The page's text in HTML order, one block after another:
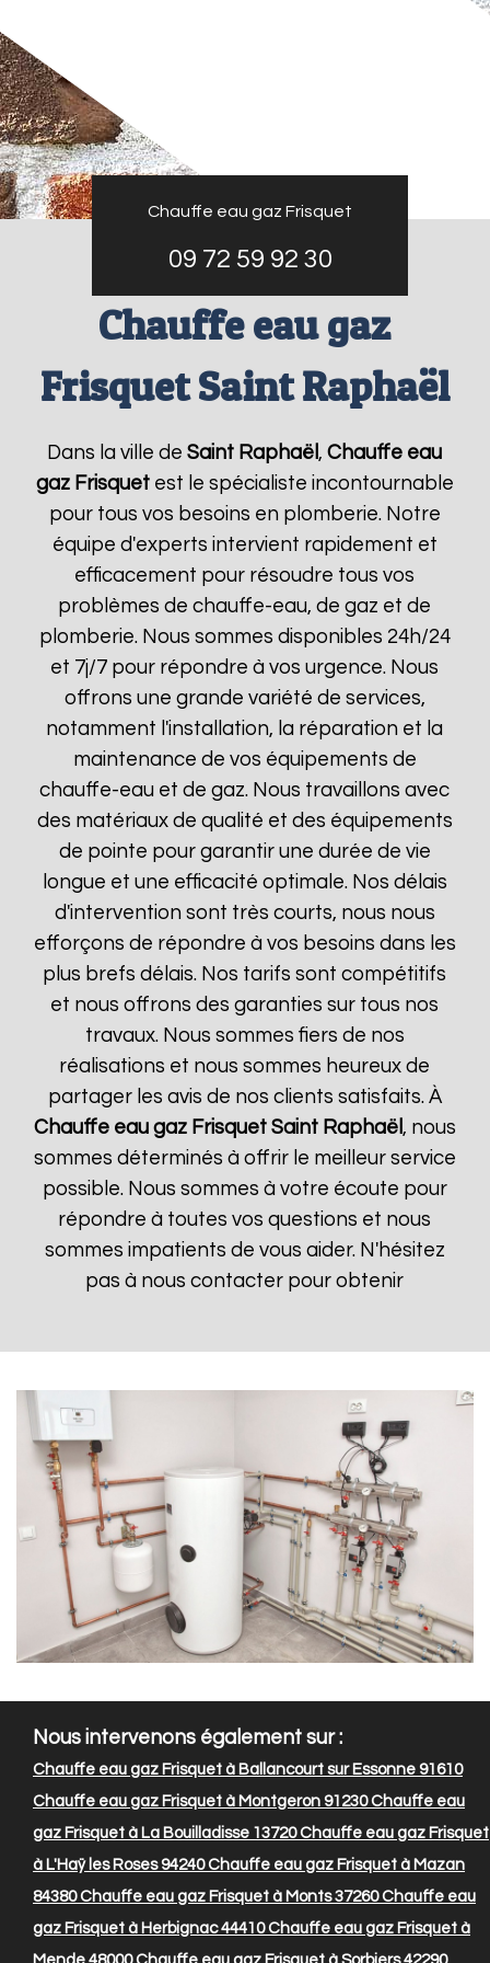
Chauffe eau gaz Frisquet
09 72 59 92 30
Chauffe eau gaz
Frisquet Saint Raphaël
Dans la ville deSaint Raphaël,Chauffe eau
gaz Frisquetest le spécialiste incontournable
pour tous vos besoins en plomberie. Notre
équipe d'experts intervient rapidement et
efficacement pour résoudre tous vos
problèmes de chauffe-eau, de gaz et de
plomberie. Nous sommes disponibles 24h/24
et 7j/7 pour répondre à vos urgence. Nous
offrons une grande variété de services,
notamment l'installation, la réparation et la
maintenance de vos équipements de
chauffe-eau et de gaz. Nous travaillons avec
des matériaux de qualité et des équipements
de pointe pour garantir une durée de vie
longue et une efficacité optimale. Nos délais
d'intervention sont très courts, nous nous
efforçons de répondre à vos besoins dans les
plus brefs délais. Nos tarifs sont compétitifs
et nous offrons des garanties sur tous nos
travaux. Nous sommes fiers de nos
réalisations et nous sommes heureux de
partager les avis de nos clients satisfaits. À
Chauffe eau gaz Frisquet Saint Raphaël , nous
sommes déterminés à offrir le meilleur service
possible. Nous sommes à votre écoute pour
répondre à toutes vos questions et nous
sommes impatients de vous aider. N'hésitez
pas à nous contacter pour obtenir
Nous intervenons également sur :
Chauffe eau gaz Frisquet à Ballancourt sur Essonne 91610
Chauffe eau gaz Frisquet à Montgeron 91230Chauffe eau
gaz Frisquet à La Bouilladisse 13720Chauffe eau gaz Frisquet
à L'Haÿ les Roses 94240Chauffe eau gaz Frisquet à Mazan
84380Chauffe eau gaz Frisquet à Monts 37260Chauffe eau
gaz Frisquet à Herbignac 44410Chauffe eau gaz Frisquet à